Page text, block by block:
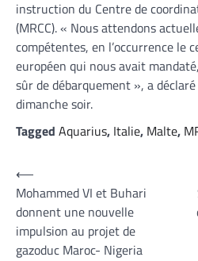
instruction du Centre de
(MRCC). « Nous attendons
compétentes, en l’occurrence le
européen qui nous avait
sûr de débarquement », a
dimanche soir.
Tagged Aquarius, Italie, Malte,
Navigation
de
l’article
⟵
Mohammed VI et Buhari
donnent une nouvelle
impulsion au projet de
gazoduc Maroc- Nigeria